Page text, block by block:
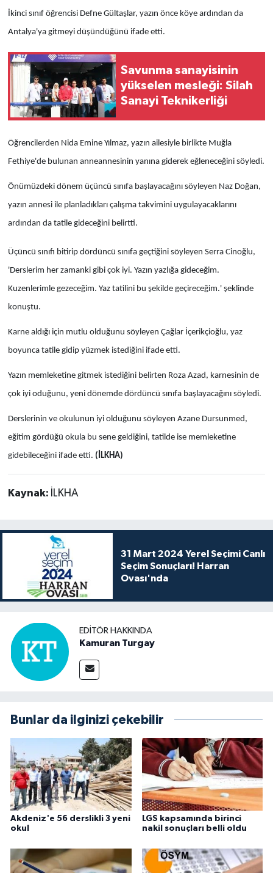
İkinci sınıf öğrencisi Defne Gültaşlar, yazın önce köye ardından da
Antalya'ya gitmeyi düşündüğünü ifade etti.
Savunma sanayisinin
yükselen mesleği: Silah
Sanayi Teknikerliği
Öğrencilerden Nida Emine Yılmaz, yazın ailesiyle birlikte Muğla
Fethiye'de bulunan anneannesinin yanına giderek eğleneceğini söyledi.
Önümüzdeki dönem üçüncü sınıfa başlayacağını söyleyen Naz Doğan,
yazın annesi ile planladıkları çalışma takvimini uygulayacaklarını
ardından da tatile gideceğini belirtti.
Üçüncü sınıfı bitirip dördüncü sınıfa geçtiğini söyleyen Serra Cinoğlu,
'Derslerim her zamanki gibi çok iyi. Yazın yazlığa gideceğim.
Kuzenlerimle gezeceğim. Yaz tatilini bu şekilde geçireceğim.' şeklinde
konuştu.
Karne aldığı için mutlu olduğunu söyleyen Çağlar İçerikçioğlu, yaz
boyunca tatile gidip yüzmek istediğini ifade etti.
Yazın memleketine gitmek istediğini belirten Roza Azad, karnesinin de
çok iyi oduğunu, yeni dönemde dördüncü sınıfa başlayacağını söyledi.
Derslerinin ve okulunun iyi olduğunu söyleyen Azane Dursunmed,
eğitim gördüğü okula bu sene geldiğini, tatilde ise memleketine
gidebileceğini ifade etti. (İLKHA)
Kaynak: İLKHA
31 Mart 2024 Yerel Seçimi Canlı
Seçim Sonuçları! Harran
Ovası'nda
EDITÖR HAKKINDA
Kamuran Turgay
Bunlar da ilginizi çekebilir
Akdeniz'e 56 derslikli 3 yeni
okul
LGS kapsamında birinci
nakil sonuçları belli oldu